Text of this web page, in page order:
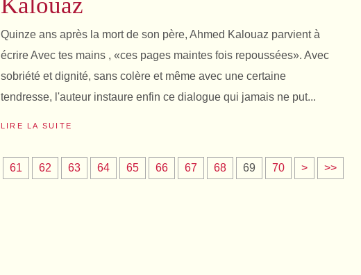
Quinze ans après la mort de son père, Ahmed Kalouaz parvient à
écrire Avec tes mains , «ces pages maintes fois repoussées». Avec
sobriété et dignité, sans colère et même avec une certaine
tendresse, l'auteur instaure enfin ce dialogue qui jamais ne put...
LIRE LA SUITE
61 62 63 64 65 66 67 68 69 70 > >>